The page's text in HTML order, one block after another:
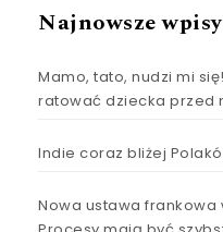
Najnowsze wpisy
Mamo, tato, nudzi mi
ratować dziecka przed
Indie coraz bliżej
Nowa ustawa frankowa